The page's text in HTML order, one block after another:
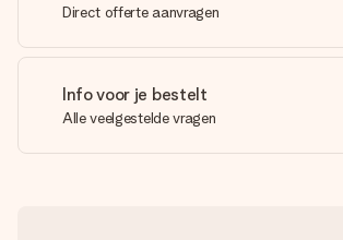
Direct offerte aanvragen
Info voor je bestelt
Alle veelgestelde vragen